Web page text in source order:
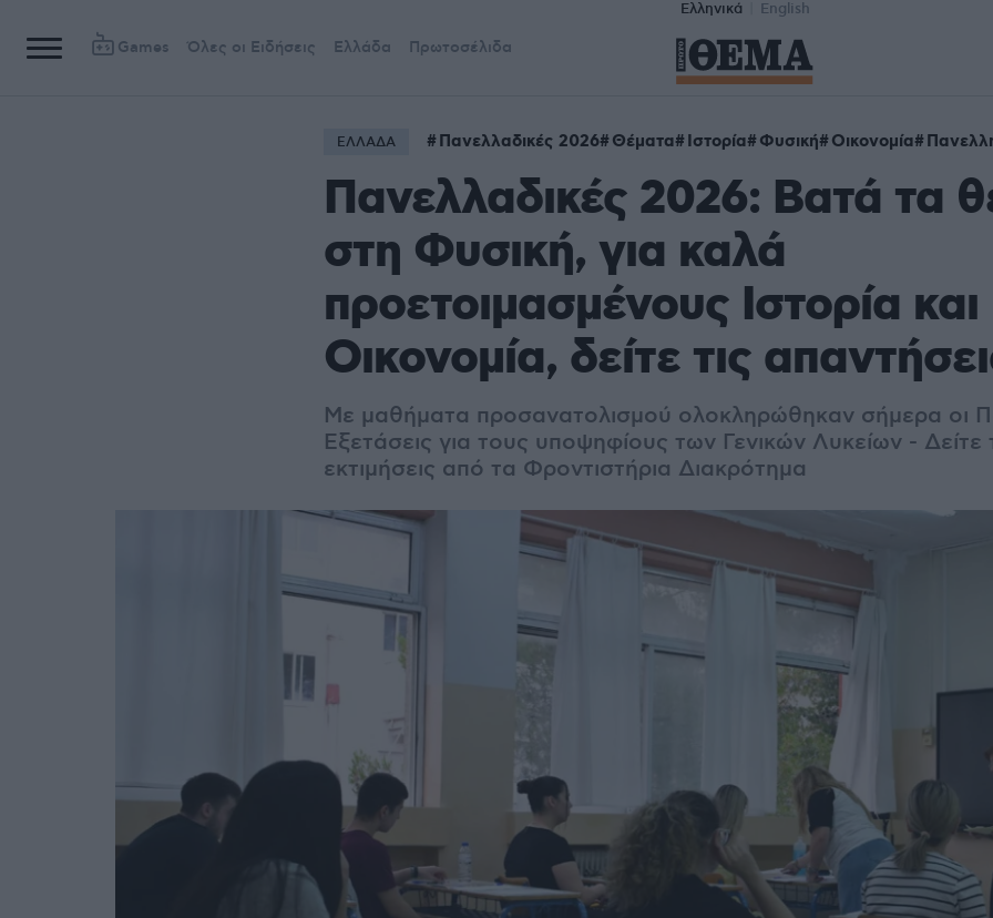
Ελληνικά English
Games Όλες οι Ειδήσεις Ελλάδα Πρωτοσέλιδα
ΕΛΛΑΔΑ Πανελλαδικές 2026 Θέματα Ιστορία Φυσική Οικονομία
Πανελλαδικές 2026: Βατά τα
στη Φυσική, για καλά
προετοιμασμένους Ιστορία και
Οικονομία, δείτε τις
Με μαθήματα προσανατολισμού ολοκληρώθηκαν σήμερα οι
Εξετάσεις για τους υποψηφίους των Γενικών Λυκείων - Δείτε
εκτιμήσεις από τα Φροντιστήρια Διακρότημα